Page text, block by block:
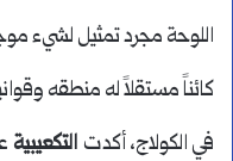
اللوحة مجرد تمثيل لشيء
كائناً مستقلاً له منطقه
في الكولاج، أكدت التكعيبية